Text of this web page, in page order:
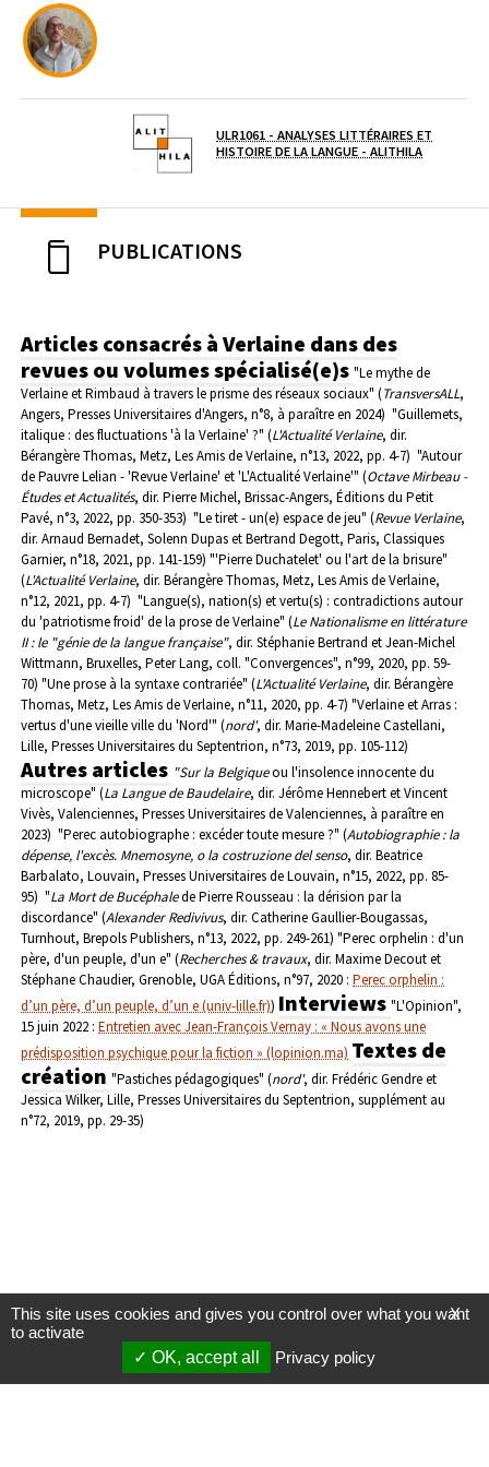
Laboratoire / équipe
ULR1061 - ANALYSES LITTÉRAIRES ET
HISTOIRE DE LA LANGUE - ALITHILA
PUBLICATIONS
Articles consacrés à Verlaine dans des
revues ou volumes spécialisé(e)s "Le mythe de
Verlaine et Rimbaud à travers le prisme des réseaux sociaux" (TransversALL,
Angers, Presses Universitaires d'Angers, n°8, à paraître en 2024) "Guillemets,
italique : des fluctuations 'à la Verlaine' ?" (L'Actualité Verlaine, dir.
Bérangère Thomas, Metz, Les Amis de Verlaine, n°13, 2022, pp. 4-7) "Autour
de Pauvre Lelian - 'Revue Verlaine' et 'L'Actualité Verlaine'" (Octave Mirbeau -
Études et Actualités, dir. Pierre Michel, Brissac-Angers, Éditions du Petit
Pavé, n°3, 2022, pp. 350-353) "Le tiret - un(e) espace de jeu" (Revue Verlaine,
dir. Arnaud Bernadet, Solenn Dupas et Bertrand Degott, Paris, Classiques
Garnier, n°18, 2021, pp. 141-159) "'Pierre Duchatelet' ou l'art de la brisure"
(L'Actualité Verlaine, dir. Bérangère Thomas, Metz, Les Amis de Verlaine,
n°12, 2021, pp. 4-7) "Langue(s), nation(s) et vertu(s) : contradictions autour
du 'patriotisme froid' de la prose de Verlaine" (Le Nationalisme en littérature
II : le "génie de la langue française", dir. Stéphanie Bertrand et Jean-Michel
Wittmann, Bruxelles, Peter Lang, coll. "Convergences", n°99, 2020, pp. 59-
70) "Une prose à la syntaxe contrariée" (L'Actualité Verlaine, dir. Bérangère
Thomas, Metz, Les Amis de Verlaine, n°11, 2020, pp. 4-7) "Verlaine et Arras :
vertus d'une vieille ville du 'Nord'" (nord', dir. Marie-Madeleine Castellani,
Lille, Presses Universitaires du Septentrion, n°73, 2019, pp. 105-112)
Autres articles "Sur la Belgiqueou l'insolence innocente du
microscope" (La Langue de Baudelaire, dir. Jérôme Hennebert et Vincent
Vivès, Valenciennes, Presses Universitaires de Valenciennes, à paraître en
2023) "Perec autobiographe : excéder toute mesure ?" (Autobiographie : la
dépense, l'excès. Mnemosyne, o la costruzione del senso, dir. Beatrice
Barbalato, Louvain, Presses Universitaires de Louvain, n°15, 2022, pp. 85-
95) "La Mort de Bucéphalede Pierre Rousseau : la dérision par la
discordance" (Alexander Redivivus, dir. Catherine Gaullier-Bougassas,
Turnhout, Brepols Publishers, n°13, 2022, pp. 249-261) "Perec orphelin : d'un
père, d'un peuple, d'un e" (Recherches & travaux, dir. Maxime Decout et
Stéphane Chaudier, Grenoble, UGA Éditions, n°97, 2020 : Perec orphelin :
d’un père, d’un peuple, d’un e (univ-lille.fr)) Interviews "L'Opinion",
15 juin 2022 : Entretien avec Jean-François Vernay : « Nous avons une
prédisposition psychique pour la fiction » (lopinion.ma) Textes de
création "Pastiches pédagogiques" (nord', dir. Frédéric Gendre et
Jessica Wilker, Lille, Presses Universitaires du Septentrion, supplément au
n°72, 2019, pp. 29-35)
X
This site uses cookies and gives you control over what you want
to activate
OK, accept all
Privacy policy